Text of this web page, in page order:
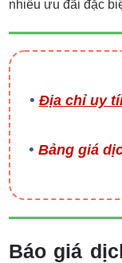
nhiều ưu đãi đặc
Địa chỉ uy
Bảng giá
Báo giá